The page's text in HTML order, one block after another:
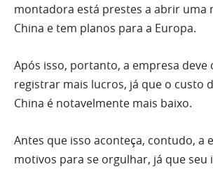
montadora está prestes a abrir uma
China e tem planos para a Europa.
Após isso, portanto, a empresa deve
registrar mais lucros, já que o custo
China é notavelmente mais baixo.
Antes que isso aconteça, contudo, a
motivos para se orgulhar, já que seu